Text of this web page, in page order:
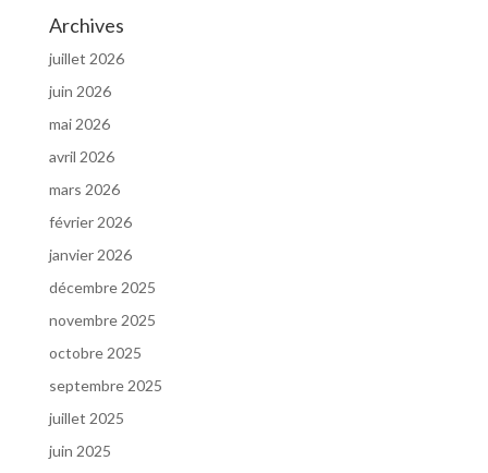
Archives
juillet 2026
juin 2026
mai 2026
avril 2026
mars 2026
février 2026
janvier 2026
décembre 2025
novembre 2025
octobre 2025
septembre 2025
juillet 2025
juin 2025